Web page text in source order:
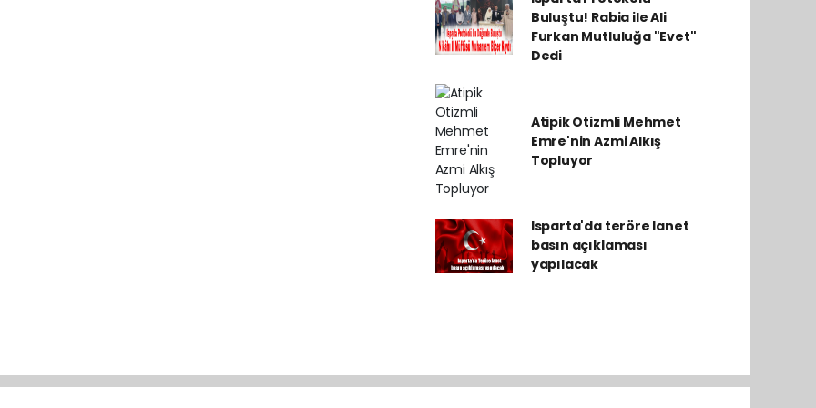
Buluştu! Rabia ile Ali
Furkan Mutluluğa "Evet"
Dedi
Atipik Otizmli Mehmet
Emre'nin Azmi Alkış
Topluyor
Isparta'da teröre lanet
basın açıklaması
yapılacak